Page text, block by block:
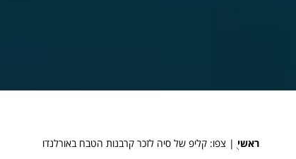
ראשי ֻ| צפו: קליפ של סיה לזכר קרבנות הטבח באורלנדו